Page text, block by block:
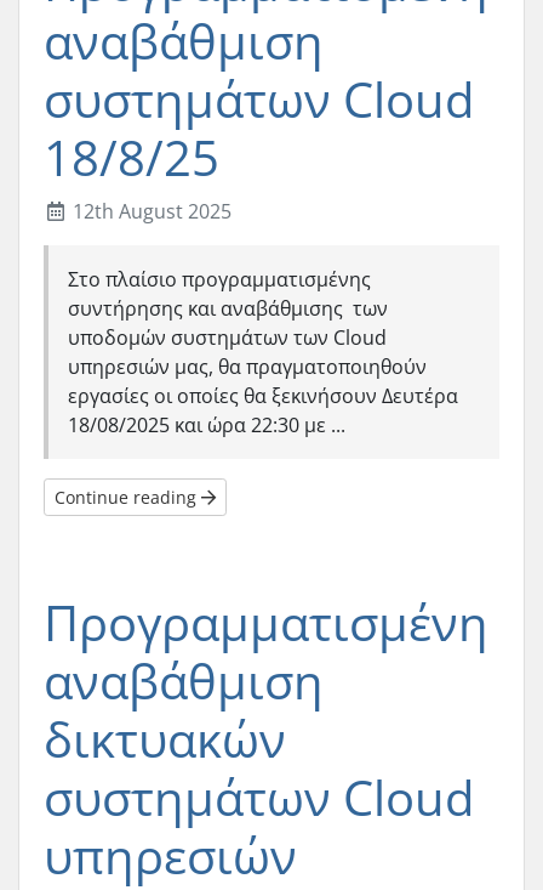
αναβάθμιση
συστημάτων Cloud
18/8/25
12th August 2025
Στο πλαίσιο προγραμματισμένης
συντήρησης και αναβάθμισης των
υποδομών συστημάτων των Cloud
υπηρεσιών μας, θα πραγματοποιηθούν
εργασίες οι οποίες θα ξεκινήσουν Δευτέρα
18/08/2025 και ώρα 22:30 με ...
Continue reading
Προγραμματισμένη
αναβάθμιση
δικτυακών
συστημάτων Cloud
υπηρεσιών